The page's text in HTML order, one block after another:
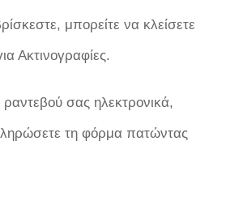
μπορείτε να κλείσετε
Ακτινογραφίες.
ραντεβού σας ηλεκτρονικά,
τη φόρμα πατώντας